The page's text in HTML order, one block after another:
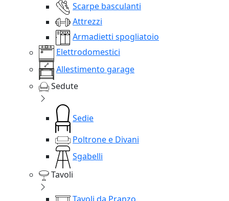
Scarpe basculanti
Attrezzi
Armadietti spogliatoio
Elettrodomestici
Allestimento garage
Sedute
Sedie
Poltrone e Divani
Sgabelli
Tavoli